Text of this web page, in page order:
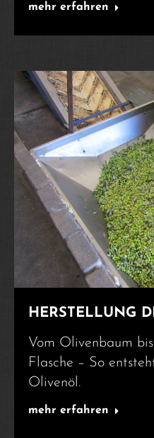
mehr erfahren
HERSTELLUNG
Vom Olivenbaum
Flasche – So
Olivenöl.
mehr erfahren